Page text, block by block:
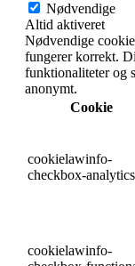
Nødvendige
Altid aktiveret
Nødvendige
fungerer korrekt.
funktionaliteter og
anonymt.
Cookie
cookielawinfo-
checkbox-analytics
cookielawinfo-